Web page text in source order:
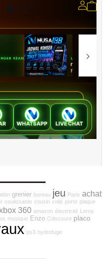
grenier bureau jeu Paris achat
coulissante cousin colis porte plaque
360 amazon électricité Leroy
musique Enzo Cdiscount placo
ps3 hydrofuge